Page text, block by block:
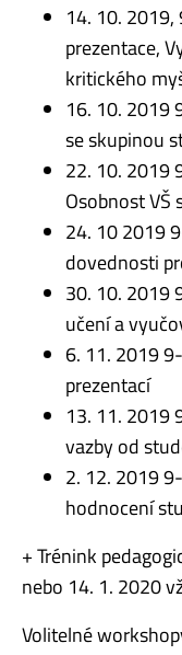
14. 10.
prezentace,
kritického
16. 10. 2019
se skupinou
22. 10. 2019
Osobnost VŠ
24. 10 2019
dovednosti
30. 10. 2019
učení a
6. 11. 2019
prezentací
13. 11. 2019
vazby od
2. 12. 2019
hodnocení
+ Trénink
nebo 14. 1. 2020
Volitelné